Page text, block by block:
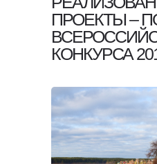
ПРОЕКТЫ –
КОНКУРСА